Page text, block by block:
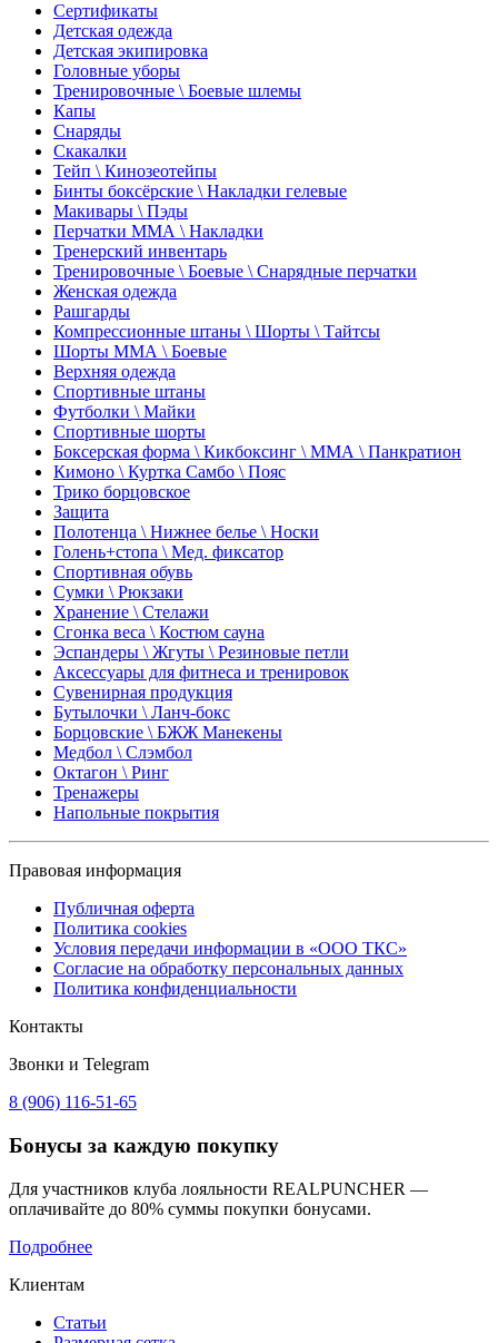
Сертификаты
Детская одежда
Детская экипировка
Головные уборы
Тренировочные \ Боевые шлемы
Капы
Снаряды
Скакалки
Тейп \ Кинозеотейпы
Бинты боксёрские \ Накладки гелевые
Макивары \ Пэды
Перчатки ММА \ Накладки
Тренерский инвентарь
Тренировочные \ Боевые \ Снарядные перчатки
Женская одежда
Рашгарды
Компрессионные штаны \ Шорты \ Тайтсы
Шорты ММА \ Боевые
Верхняя одежда
Спортивные штаны
Футболки \ Майки
Спортивные шорты
Боксерская форма \ Кикбоксинг \ ММА \ Панкратион
Кимоно \ Куртка Самбо \ Пояс
Трико борцовское
Защита
Полотенца \ Нижнее белье \ Носки
Голень+стопа \ Мед. фиксатор
Спортивная обувь
Сумки \ Рюкзаки
Хранение \ Стелажи
Сгонка веса \ Костюм сауна
Эспандеры \ Жгуты \ Резиновые петли
Аксессуары для фитнеса и тренировок
Сувенирная продукция
Бутылочки \ Ланч-бокс
Борцовские \ БЖЖ Манекены
Медбол \ Слэмбол
Октагон \ Ринг
Тренажеры
Напольные покрытия
Правовая информация
Публичная оферта
Политика cookies
Условия передачи информации в «ООО ТКС»
Согласие на обработку персональных данных
Политика конфиденциальности
Контакты
Звонки и Telegram
8 (906) 116-51-65
Бонусы за каждую покупку
Для участников клуба лояльности REALPUNCHER —
оплачивайте до 80% суммы покупки бонусами.
Подробнее
Клиентам
Статьи